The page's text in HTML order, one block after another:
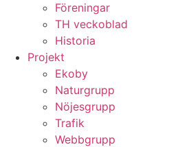
Föreningar
TH veckoblad
Historia
Projekt
Ekoby
Naturgrupp
Nöjesgrupp
Trafik
Webbgrupp